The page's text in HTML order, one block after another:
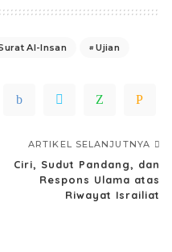
Al-Insan Ujian
ARTIKEL SELANJUTNYA
Ciri, Sudut Pandang, dan
Respons Ulama atas
Riwayat Israiliat